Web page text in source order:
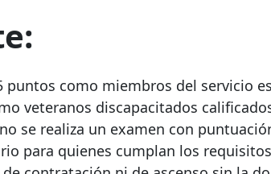
puntos como miembros del servicio
veteranos discapacitados
se realiza un examen con
para quienes cumplan los